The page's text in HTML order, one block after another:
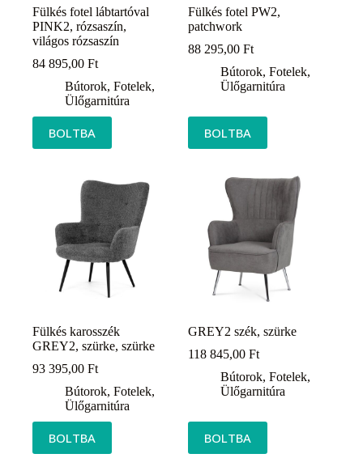
Fülkés fotel lábtartóval
PINK2, rózsaszín,
világos rózsaszín
84 895,00 Ft
Bútorok, Fotelek,
Ülőgarnitúra
BOLTBA
Fülkés fotel PW2,
patchwork
88 295,00Ft
Bútorok,Fotelek,
Ülőgarnitúra
BOLTBA
Fülkés karosszék
GREY2, szürke, szürke
93 395,00 Ft
Bútorok, Fotelek,
Ülőgarnitúra
BOLTBA
GREY2 szék, szürke
118 845,00Ft
Bútorok,Fotelek,
Ülőgarnitúra
BOLTBA